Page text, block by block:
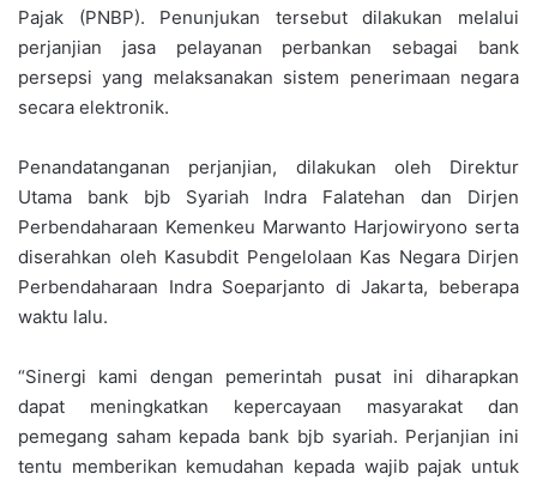
Pajak (PNBP). Penunjukan tersebut dilakukan melalui
perjanjian jasa pelayanan perbankan sebagai bank
persepsi yang melaksanakan sistem penerimaan negara
secara elektronik.
Penandatanganan perjanjian, dilakukan oleh Direktur
Utama bank bjb Syariah Indra Falatehan dan Dirjen
Perbendaharaan Kemenkeu Marwanto Harjowiryono serta
diserahkan oleh Kasubdit Pengelolaan Kas Negara Dirjen
Perbendaharaan Indra Soeparjanto di Jakarta, beberapa
waktu lalu.
“Sinergi kami dengan pemerintah pusat ini diharapkan
dapat meningkatkan kepercayaan masyarakat dan
pemegang saham kepada bank bjb syariah. Perjanjian ini
tentu memberikan kemudahan kepada wajib pajak untuk